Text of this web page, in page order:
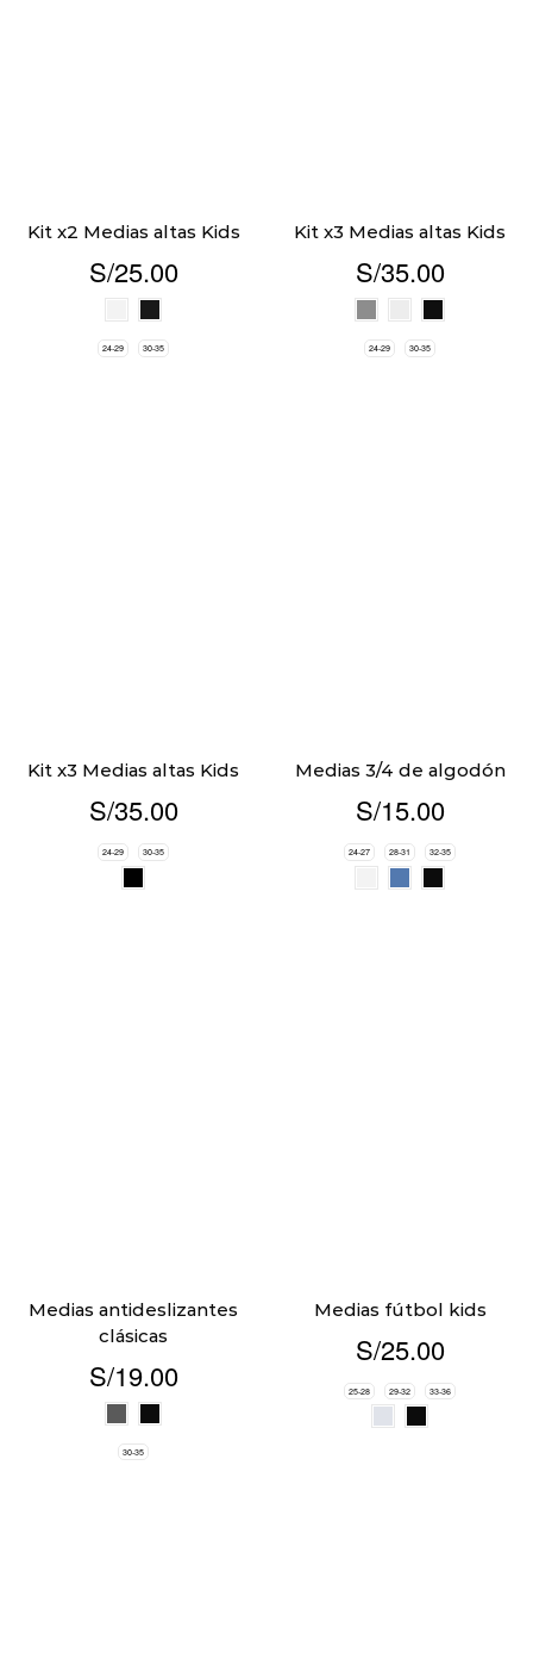
Kit x2 Medias altas Kids
S/25.00
24-29 30-35
Kit x3 Medias altas Kids
S/35.00
24-29 30-35
Kit x3 Medias altas Kids
S/35.00
24-29 30-35
Medias 3/4 de algodón
S/15.00
24-27 28-31 32-35
Medias antideslizantes
clásicas
S/19.00
30-35
Medias fútbol kids
S/25.00
25-28 29-32 33-36